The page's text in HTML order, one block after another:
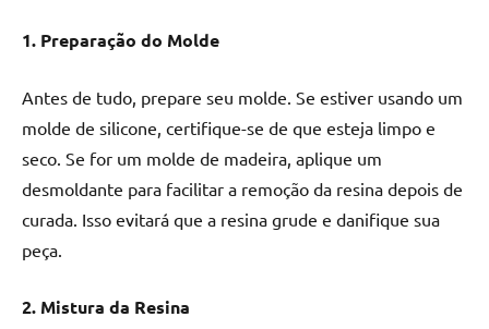
1. Preparação do Molde
Antes de tudo, prepare seu molde. Se estiver usando um
molde de silicone, certifique-se de que esteja limpo e
seco. Se for um molde de madeira, aplique um
desmoldante para facilitar a remoção da resina depois de
curada. Isso evitará que a resina grude e danifique sua
peça.
2. Mistura da Resina